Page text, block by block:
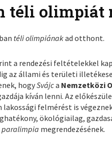
téli olimpiát
téli olimpiánakad otthont.
a rendezési feltételekkel
az állami és területi
hogySvájca Nemzetközi
kíván lenni. Az
felmérést is
ökológiailag,
paralimpia megrendezésének.